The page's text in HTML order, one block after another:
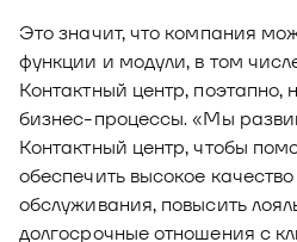
Это значит, что компания
функции и модули, в том
Контактный центр, поэтапно,
бизнес-процессы. «Мы
Контактный центр, чтобы
обеспечить высокое
обслуживания, повысить
долгосрочные отношения с